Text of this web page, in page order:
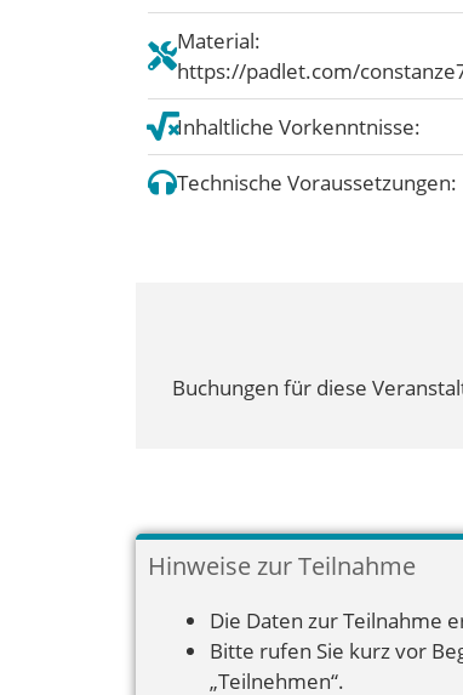
Material:
https://padlet.com/
Inhaltliche Vorkenntnisse:
Technische Voraussetzungen:
Buchungen für diese
Hinweise zur Teilnahme
Die Daten zur Teilnahme
Bitte rufen Sie kurz vor
„Teilnehmen“.